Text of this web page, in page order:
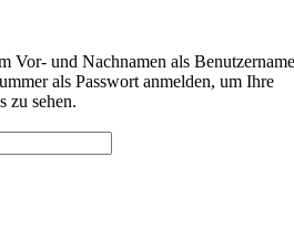
Vor- und Nachnamen als
als Passwort anmelden, um Ihre
zu sehen.